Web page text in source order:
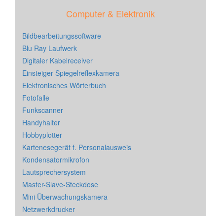
Computer & Elektronik
Bildbearbeitungssoftware
Blu Ray Laufwerk
Digitaler Kabelreceiver
Einsteiger Spiegelreflexkamera
Elektronisches Wörterbuch
Fotofalle
Funkscanner
Handyhalter
Hobbyplotter
Kartenesegerät f. Personalausweis
Kondensatormikrofon
Lautsprechersystem
Master-Slave-Steckdose
Mini Überwachungskamera
Netzwerkdrucker